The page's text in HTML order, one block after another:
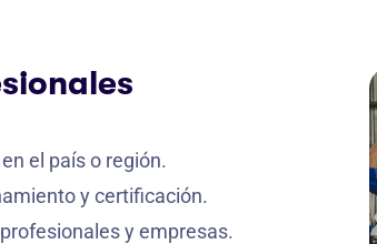
el país o región.
y certificación.
y empresas.